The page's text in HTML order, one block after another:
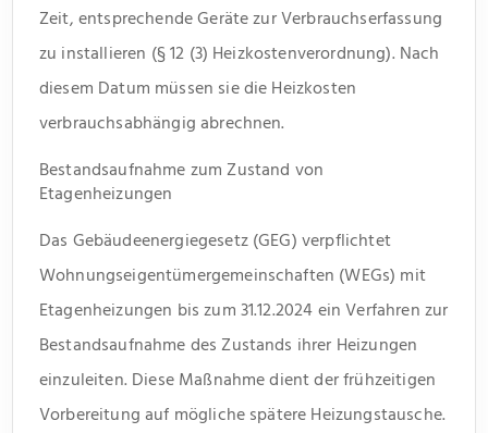
Zeit, entsprechende Geräte zur Verbrauchserfassung
zu installieren (§ 12 (3) Heizkostenverordnung).​ Nach
diesem Datum müssen sie die Heizkosten
verbrauchsabhängig abrechnen.
Bestandsaufnahme zum Zustand von
Etagenheizungen
Das Gebäudeenergiegesetz (GEG) verpflichtet
Wohnungseigentümergemeinschaften (WEGs) mit
Etagenheizungen bis zum 31.12.2024 ein Verfahren zur
Bestandsaufnahme des Zustands ihrer Heizungen
einzuleiten. Diese Maßnahme dient der frühzeitigen
Vorbereitung auf mögliche spätere Heizungstausche.